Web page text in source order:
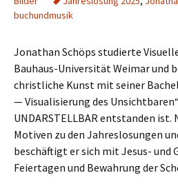
buchundmusik
Jonathan Schöps studierte
Bauhaus-Universität Weimar und
christliche Kunst mit seiner
— Visualisierung des
UNDARSTELLBAR entstanden ist.
Motiven zu den Jahreslosungen
beschäftigt er sich mit Jesus- und
Feiertagen und Bewahrung der